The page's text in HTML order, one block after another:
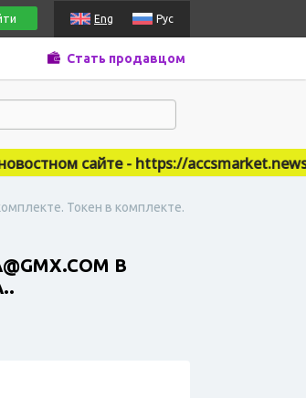
Eng Рус
Стать продавцом
сайте - https://accsmarket.news
Токен в комплекте.
В